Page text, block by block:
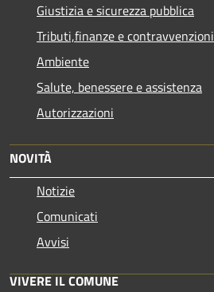
Giustizia e sicurezza pubblica
Tributi,finanze e contravvenzioni
Ambiente
Salute, benessere e assistenza
Autorizzazioni
NOVITÀ
Notizie
Comunicati
Avvisi
VIVERE IL COMUNE